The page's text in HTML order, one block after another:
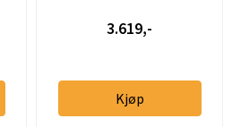
3.619,-
Kjøp